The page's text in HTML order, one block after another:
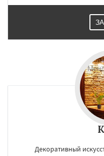
Работаем по
регионам
Правдинский
Декоративный
УЗНАТЬ